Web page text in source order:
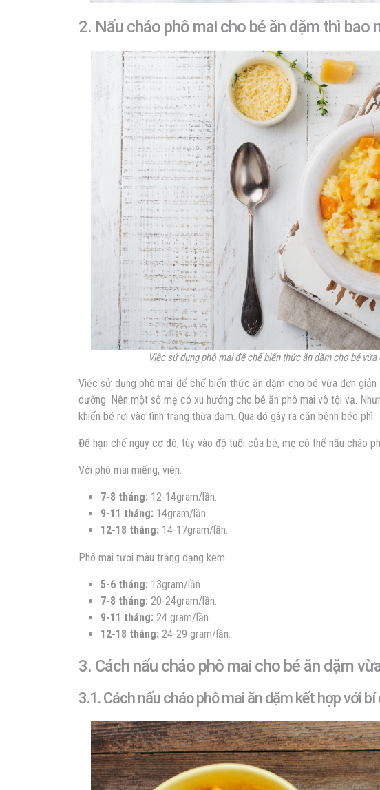
2. Nấu cháo phô mai cho bé ăn dặm thì bao
Việc sử dụng phô mai để chế biến thức ăn dặm cho bé
Việc sử dụng phô mai để chế biến thức ăn dặm cho bé vừa đơn giản
dưỡng. Nên một số mẹ có xu hướng cho bé ăn phô mai vô tội vạ.
khiến bé rơi vào tình trạng thừa đạm. Qua đó gây ra căn bệnh béo phì.
Để hạn chế nguy cơ đó, tùy vào độ tuổi của bé, mẹ có thể nấu cháo
Với phô mai miếng, viên:
7-8 tháng: 12-14gram/lần.
9-11 tháng: 14gram/lần.
12-18 tháng: 14-17gram/lần.
Phô mai tươi màu trắng dạng kem:
5-6 tháng: 13gram/lần.
7-8 tháng: 20-24gram/lần.
9-11 tháng: 24 gram/lần.
12-18 tháng: 24-29 gram/lần.
3. Cách nấu cháo phô mai cho bé ăn dặm
3.1. Cách nấu cháo phô mai ăn dặm kết hợp với bí